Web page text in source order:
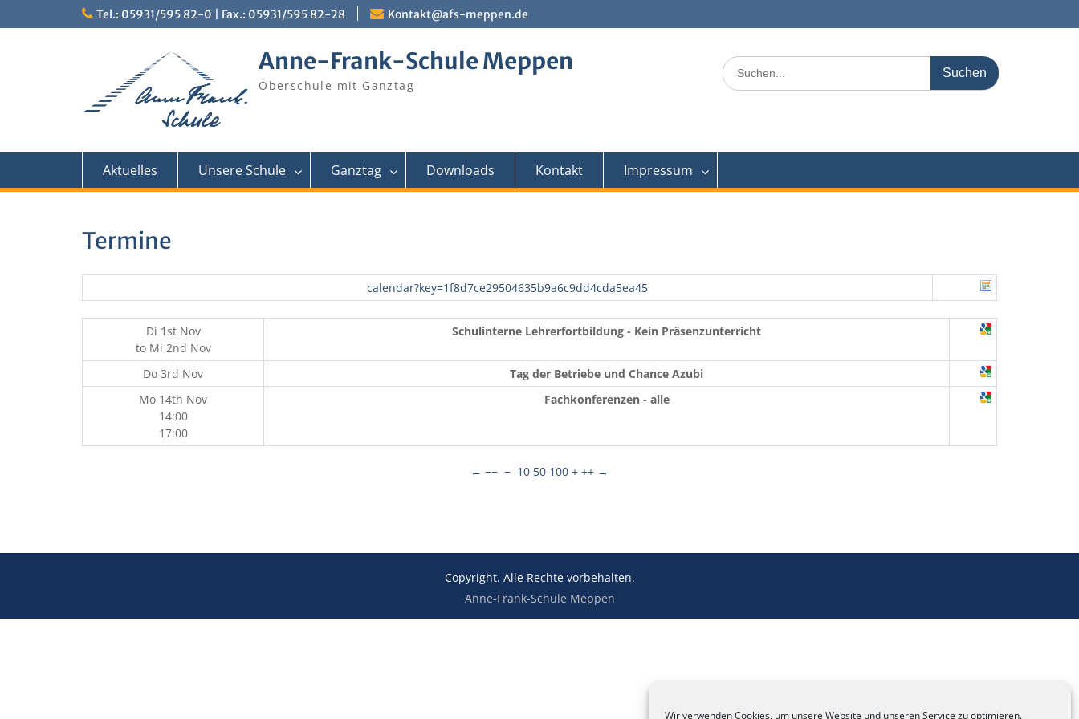
Wir verwenden Cookies, um unsere Website und unseren Service zu optimieren.
to
Tel.: 05931/595 82-0 | Fax.: 05931/595 82-28 Kontakt@afs-meppen.de
Anne-Frank-Schule Meppen
Oberschule mit Ganztag
Search
for:
Aktuelles Unsere Schule Ganztag Downloads Kontakt Impressum
Termine
calendar?key=1f8d7ce29504635b9a6c9dd4cda5ea45
Di 1st Nov
to Mi 2nd Nov
Schulinterne Lehrerfortbildung - Kein Präsenzunterricht
Do 3rd Nov
Tag der Betriebe und Chance Azubi
Mo 14th Nov
14:00
17:00
Fachkonferenzen - alle
← −− − 10 50 100 + ++ →
Copyright. Alle Rechte vorbehalten.
Anne-Frank-Schule Meppen